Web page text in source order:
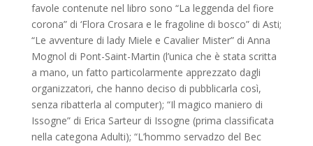
favole contenute nel libro sono “La leggenda del fiore
corona” di ‘Flora Crosara e le fragoline di bosco” di Asti;
“Le avventure di lady Miele e Cavalier Mister” di Anna
Mognol di Pont-Saint-Martin (l’unica che è stata scritta
a mano, un fatto particolarmente apprezzato dagli
organizzatori, che hanno deciso di pubblicarla così,
senza ribatterla al computer); “Il magico maniero di
Issogne” di Erica Sarteur di Issogne (prima classificata
nella categona Adulti); “L’hommo servadzo del Bec